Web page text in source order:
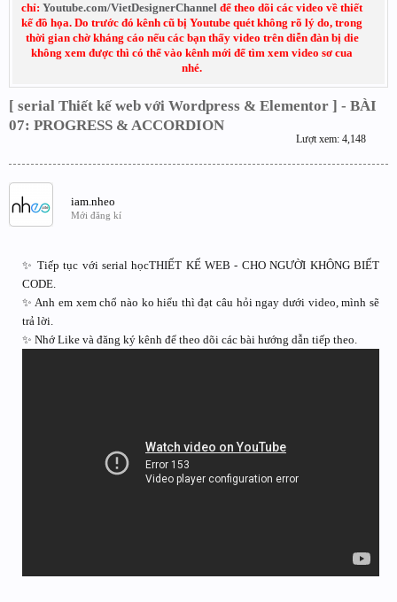
chỉ: Youtube.com/VietDesignerChannel để theo dõi các video về thiết
kế đồ họa. Do trước đó kênh cũ bị Youtube quét không rõ lý do, trong
thời gian chờ kháng cáo nếu các bạn thấy video trên diễn đàn bị die
không xem được thì có thể vào kênh mới để tìm xem video sơ cua
nhé.
[ serial Thiết kế web với Wordpress & Elementor ] - BÀI
07: PROGRESS & ACCORDION
Lượt xem: 4,148
iam.nheo
Mới đăng kí
✨ Tiếp tục với serial họcTHIẾT KẾ WEB - CHO NGƯỜI KHÔNG BIẾT
CODE.
✨ Anh em xem chổ nào ko hiểu thì đạt câu hỏi ngay dưới video, mình sẽ
trả lời.
✨ Nhớ Like và đăng ký kênh để theo dõi các bài hướng dẫn tiếp theo.